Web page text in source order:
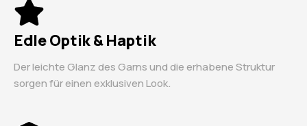
Edle Optik & Haptik
Der leichte Glanz des Garns und die erhabene Struktur
sorgen für einen exklusiven Look.